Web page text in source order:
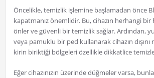
Öncelikle, temizlik işlemine başlamadan önce
kapatmanız önemlidir. Bu, cihazın herhangi
önler ve güvenli bir temizlik sağlar. Ardından,
veya pamuklu bir ped kullanarak cihazın dışını
kirin biriktiği bölgeleri özellikle dikkatlice
Eğer cihazınızın üzerinde düğmeler varsa,